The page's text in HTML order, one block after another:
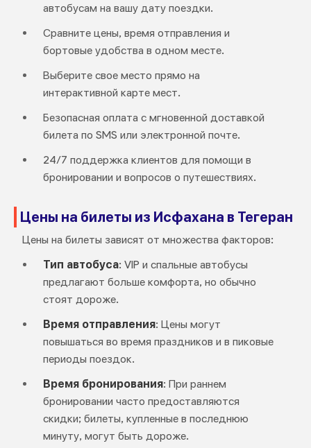
автобусам на вашу дату поездки.
Сравните цены, время отправления и
бортовые удобства в одном месте.
Выберите свое место прямо на
интерактивной карте мест.
Безопасная оплата с мгновенной доставкой
билета по SMS или электронной почте.
24/7 поддержка клиентов для помощи в
бронировании и вопросов о путешествиях.
Цены на билеты из Исфахана в Тегеран
Цены на билеты зависят от множества факторов:
Тип автобуса: VIP и спальные автобусы
предлагают больше комфорта, но обычно
стоят дороже.
Время отправления: Цены могут
повышаться во время праздников и в пиковые
периоды поездок.
Время бронирования: При раннем
бронировании часто предоставляются
скидки; билеты, купленные в последнюю
минуту, могут быть дороже.